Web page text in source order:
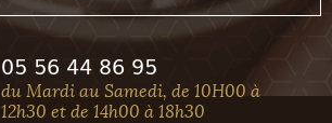
05 56 44 86 95
du Mardi au Samedi, de 10H00 à
12h30 et de 14h00 à 18h30